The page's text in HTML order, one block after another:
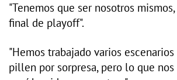
"Tenemos que ser nosotros
final de playoff".
"Hemos trabajado varios
pillen por sorpresa, pero lo que nos